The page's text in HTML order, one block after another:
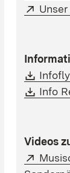
Info
Videos